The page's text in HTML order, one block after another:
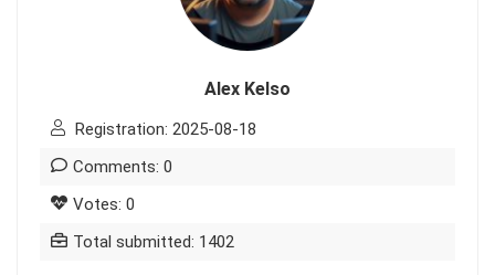
Alex Kelso
Registration: 2025-08-18
Comments: 0
Votes: 0
Total submitted: 1402